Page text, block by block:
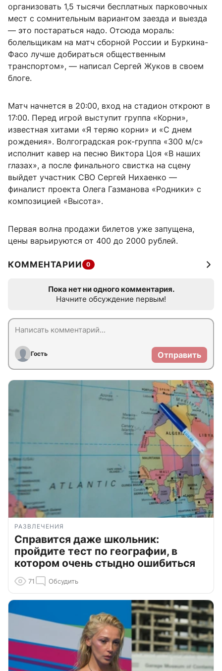
организовать 1,5 тысячи бесплатных парковочных
мест с сомнительным вариантом заезда и выезда
— это постараться надо. Отсюда мораль:
болельщикам на матч сборной России и Буркина-
Фасо лучше добираться общественным
транспортом», — написал Сергей Жуков в своем
блоге.
Матч начнется в 20:00, вход на стадион откроют в
17:00. Перед игрой выступит группа «Корни»,
известная хитами «Я теряю корни» и «С днем
рождения». Волгоградская рок-группа «300 м/с»
исполнит кавер на песню Виктора Цоя «В наших
глазах», а после финального свистка на сцену
выйдет участник СВО Сергей Нихаенко —
финалист проекта Олега Газманова «Родники» с
композицией «Высота».
Первая волна продажи билетов уже запущена,
цены варьируются от 400 до 2000 рублей.
КОММЕНТАРИИ 0
Пока нет ни одного комментария.
Начните обсуждение первым!
Гость Отправить
РАЗВЛЕЧЕНИЯ
Справится даже школьник:
пройдите тест по географии, в
котором очень стыдно ошибиться
71 Обсудить